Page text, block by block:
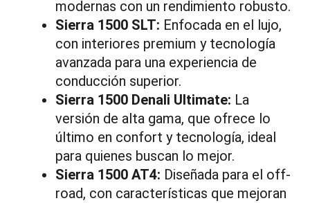
modernas con un rendimiento robusto.
Sierra 1500 SLT: Enfocada en el lujo,
con interiores premium y tecnología
avanzada para una experiencia de
conducción superior.
Sierra 1500 Denali Ultimate: La
versión de alta gama, que ofrece lo
último en confort y tecnología, ideal
para quienes buscan lo mejor.
Sierra 1500 AT4: Diseñada para el off-
road, con características que mejoran